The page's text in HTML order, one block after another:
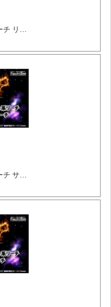
シナリオ&バトル系リーチ リュウガリーチ
シナリオ&バトル系リーチ サウザーリーチ